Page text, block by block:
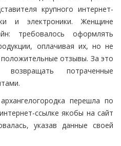
крупного интернет-
и электроники. Женщине
требовалось оформлять
оплачивая их, но не
отзывы. За это
возвращать потраченные
перешла по
ссылке якобы на сайт
указав данные своей